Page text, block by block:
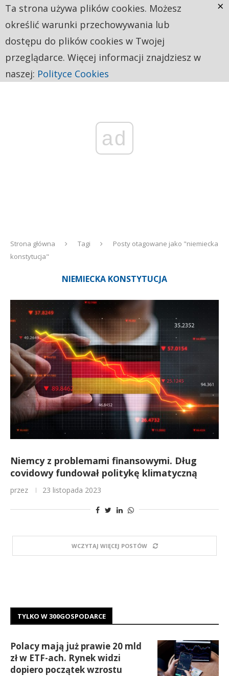
ad
Strona główna Tagi
Posty otagowane jako "niemiecka
konstytucja"
NIEMIECKA KONSTYTUCJA
Niemcy z problemami finansowymi. Dług
covidowy fundował politykę klimatyczną
przez 23 listopada 2023
WCZYTAJ WIĘCEJ POSTÓW
TYLKO W 300GOSPODARCE
Polacy mają już prawie 20 mld
zł w ETF-ach. Rynek widzi
dopiero początek wzrostu
Ta strona używa plików cookies. Możesz
określić warunki przechowywania lub
dostępu do plików cookies w Twojej
przeglądarce. Więcej informacji znajdziesz w
naszej: Polityce Cookies
×